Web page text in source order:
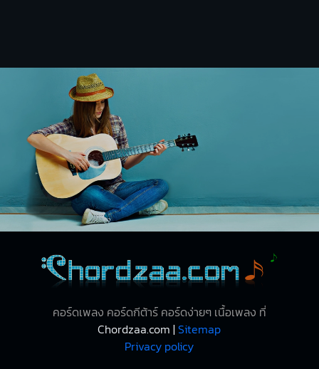
คอร์ดเพลง คอร์ดกีต้าร์ คอร์ดง่ายๆ เนื้อเพลง ที่
Chordzaa.com |Sitemap
Privacy policy